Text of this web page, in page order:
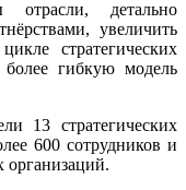
детально
увеличить
стратегических
более гибкую модель
13 стратегических
600 сотрудников и
организаций.